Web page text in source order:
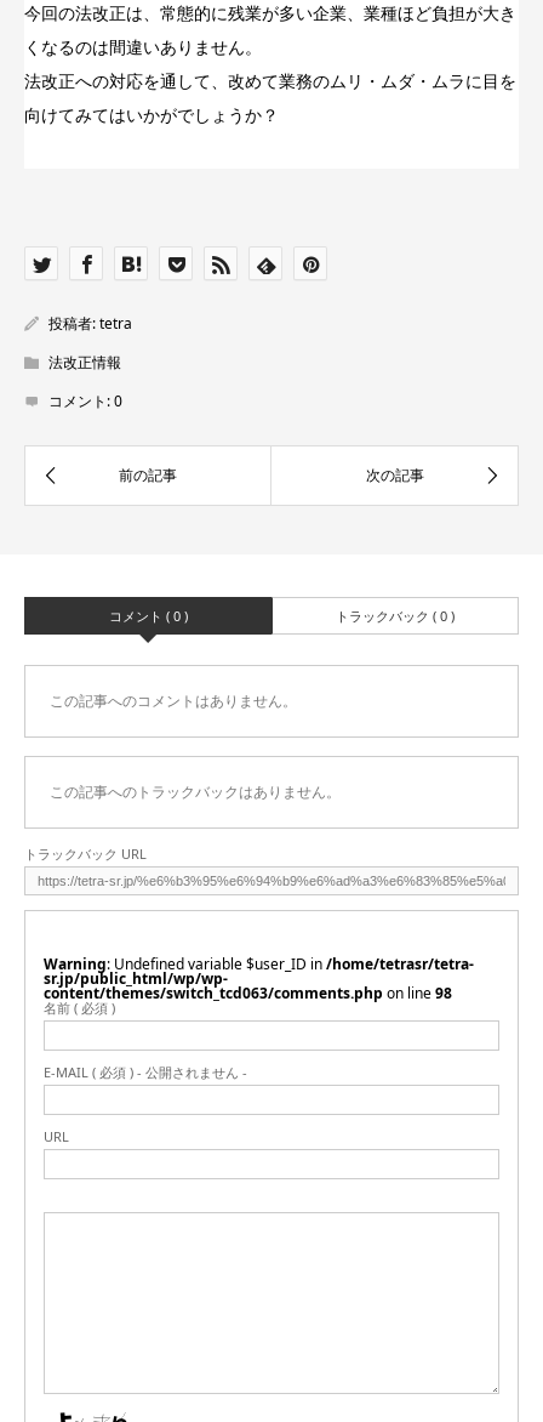
今回の法改正は、常態的に残業が多い企業、業種ほど負担が大き
くなるのは間違いありません。
法改正への対応を通して、改めて業務のムリ・ムダ・ムラに目を
向けてみてはいかがでしょうか？
投稿者:tetra
法改正情報
コメント:0
コメント ( 0 ) トラックバック ( 0 )
この記事へのコメントはありません。
この記事へのトラックバックはありません。
トラックバック URL
Warning : Undefined variable $user_ID in/home/tetrasr/tetra-
sr.jp/public_html/wp/wp-
content/themes/switch_tcd063/comments.php on line98
名前 ( 必須 )
E-MAIL ( 必須 ) - 公開されません -
URL